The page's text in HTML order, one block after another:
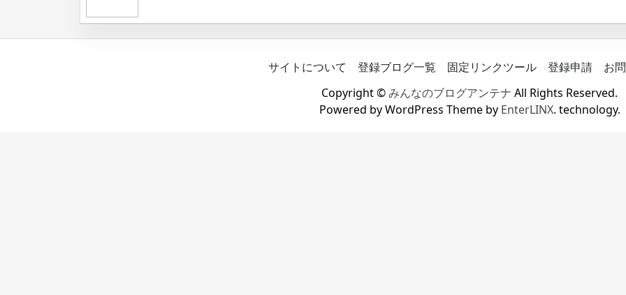
サイトについて 登録ブログ一覧 固定リンクツール 登録申請
お
Copyright ©みんなのブログアンテナ All Rights Reserved.
Powered by WordPress Theme by EnterLINX. technology.